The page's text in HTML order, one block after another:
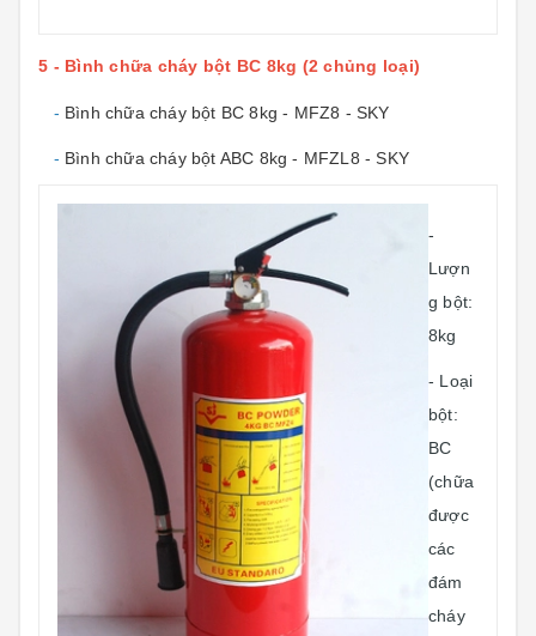
5 - Bình chữa cháy bột BC 8kg (2 chủng loại)
- Bình chữa cháy bột BC 8kg - MFZ8 - SKY
- Bình chữa cháy bột ABC 8kg - MFZL8 - SKY
-
Lượn
g bột:
8kg
- Loại
bột:
BC
(chữa
được
các
đám
cháy